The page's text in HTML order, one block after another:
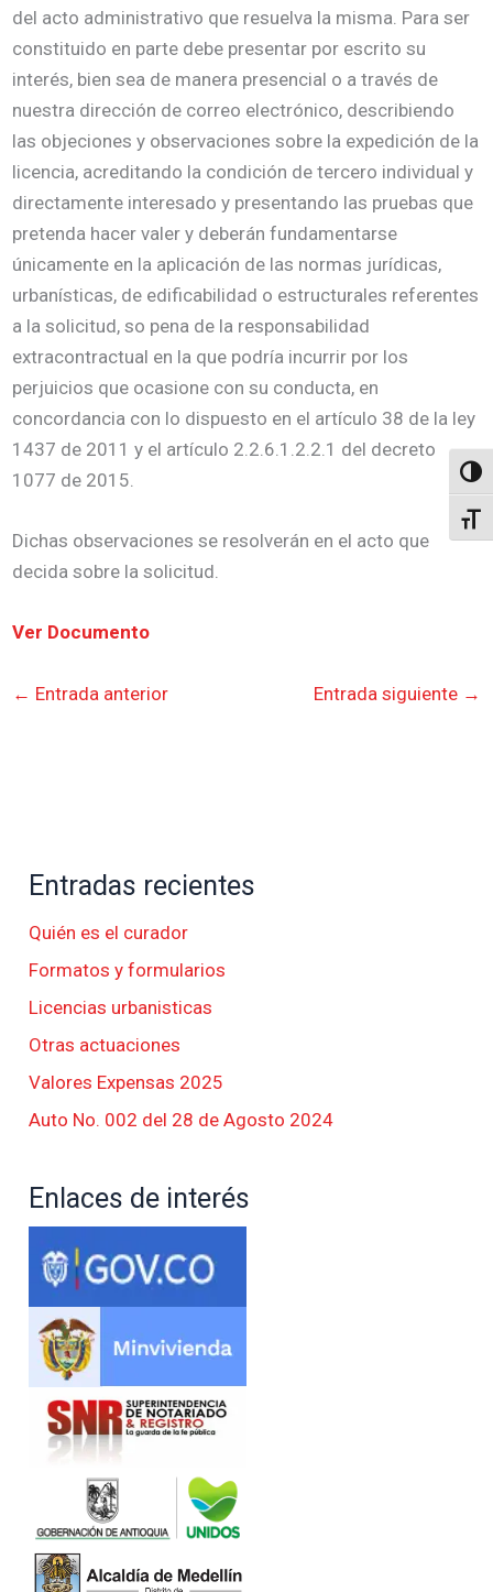
del acto administrativo que resuelva la misma. Para ser
constituido en parte debe presentar por escrito su
interés, bien sea de manera presencial o a través de
nuestra dirección de correo electrónico, describiendo
las objeciones y observaciones sobre la expedición de la
licencia, acreditando la condición de tercero individual y
directamente interesado y presentando las pruebas que
pretenda hacer valer y deberán fundamentarse
únicamente en la aplicación de las normas jurídicas,
urbanísticas, de edificabilidad o estructurales referentes
a la solicitud, so pena de la responsabilidad
extracontractual en la que podría incurrir por los
perjuicios que ocasione con su conducta, en
concordancia con lo dispuesto en el artículo 38 de la ley
1437 de 2011 y el artículo 2.2.6.1.2.2.1 del decreto
1077 de 2015.
Dichas observaciones se resolverán en el acto que
decida sobre la solicitud.
Ver Documento
← Entrada anterior Entrada siguiente →
Entradas recientes
Quién es el curador
Formatos y formularios
Licencias urbanisticas
Otras actuaciones
Valores Expensas 2025
Auto No. 002 del 28 de Agosto 2024
Enlaces de interés